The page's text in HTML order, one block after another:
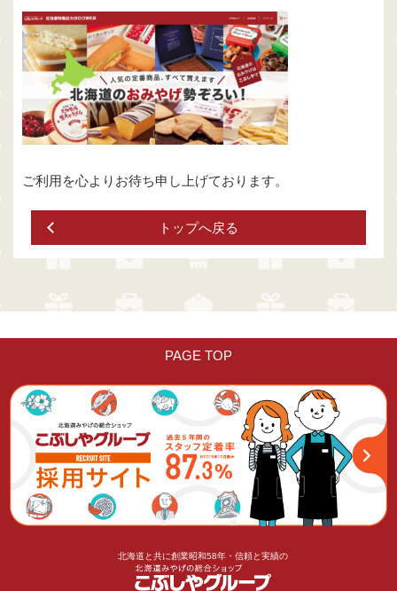
ご利用を心よりお待ち申し上げております。
トップへ戻る
北海道と共に創業昭和58年・信頼と実績の